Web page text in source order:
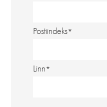
Postiindeks
Linn